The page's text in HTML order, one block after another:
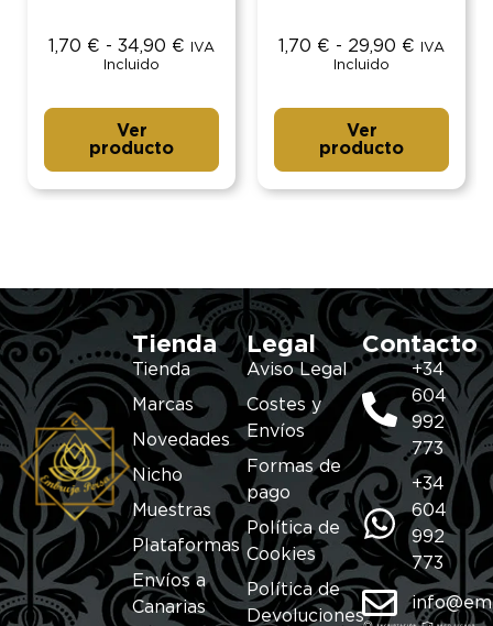
1,70 € - 34,90 €
IVA
Incluido
Ver
producto
1,70 € - 29,90 €
IVA
Incluido
Ver
producto
Tienda
Tienda
Marcas
Novedades
Nicho
Muestras
Plataformas
Envíos a
Canarias
Legal
Aviso Legal
Costes y
Envíos
Formas de
pago
Política de
Cookies
Política de
Devoluciones
Contacto
+34
604
992
773
+34
604
992
773